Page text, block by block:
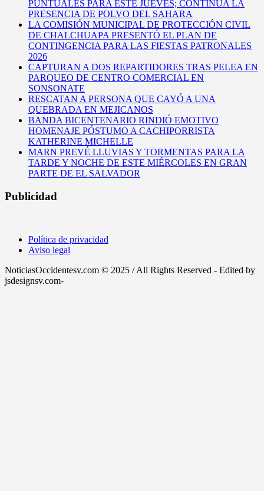
PUNTUALES PARA ESTE JUEVES; CONTINÚA LA
PRESENCIA DE POLVO DEL SAHARA
LA COMISIÓN MUNICIPAL DE PROTECCIÓN CIVIL
DE CHALCHUAPA PRESENTÓ EL PLAN DE
CONTINGENCIA PARA LAS FIESTAS PATRONALES
2026
CAPTURAN A DOS REPARTIDORES TRAS PELEA EN
PARQUEO DE CENTRO COMERCIAL EN
SONSONATE
RESCATAN A PERSONA QUE CAYÓ A UNA
QUEBRADA EN MEJICANOS
BANDA BICENTENARIO RINDIÓ EMOTIVO
HOMENAJE PÓSTUMO A CACHIPORRISTA
KATHERINE MICHELLE
MARN PREVÉ LLUVIAS Y TORMENTAS PARA LA
TARDE Y NOCHE DE ESTE MIÉRCOLES EN GRAN
PARTE DE EL SALVADOR
Publicidad
Política de privacidad
Aviso legal
NoticiasOccidentesv.com © 2025 / All Rights Reserved - Edited by
jsdesignsv.com-